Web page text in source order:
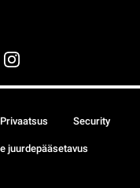
Privaatsus Security
juurdepääsetavus